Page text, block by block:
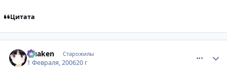
Цитата
Quaken Старожилы
1 Февраля, 200620 г